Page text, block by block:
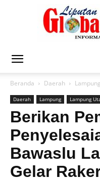
Beranda Daerah Lampung
Daerah Lampung Lampung
Berikan
Bawaslu
Gelar